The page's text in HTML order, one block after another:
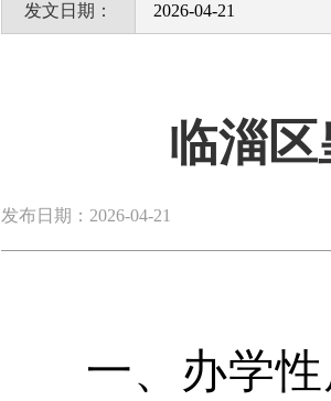
发文日期： 2026-04-21
临淄
发布日期：2026-04-21
一、办学